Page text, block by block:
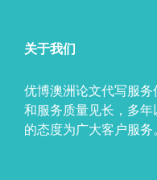
关于我们
优博澳洲论文代写服
和服务质量见长，多
的态度为广大客户服务。